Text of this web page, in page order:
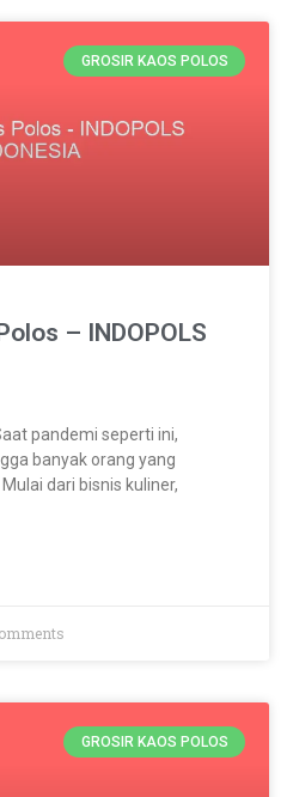
GROSIR KAOS POLOS
– INDOPOLS
pandemi seperti ini,
banyak orang yang
dari bisnis kuliner,
GROSIR KAOS POLOS